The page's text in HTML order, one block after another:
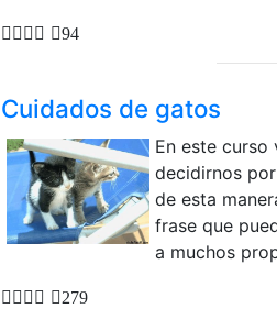
94
Cuidados de gatos
En este
decidirnos
de esta
frase que
a muchos
279